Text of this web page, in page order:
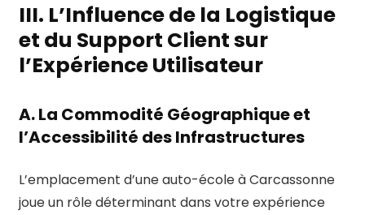
III. L’Influence de la Logistique
et du Support Client sur
l’Expérience Utilisateur
A. La Commodité Géographique et
l’Accessibilité des Infrastructures
L’emplacement d’une auto-école à Carcassonne
joue un rôle déterminant dans votre expérience